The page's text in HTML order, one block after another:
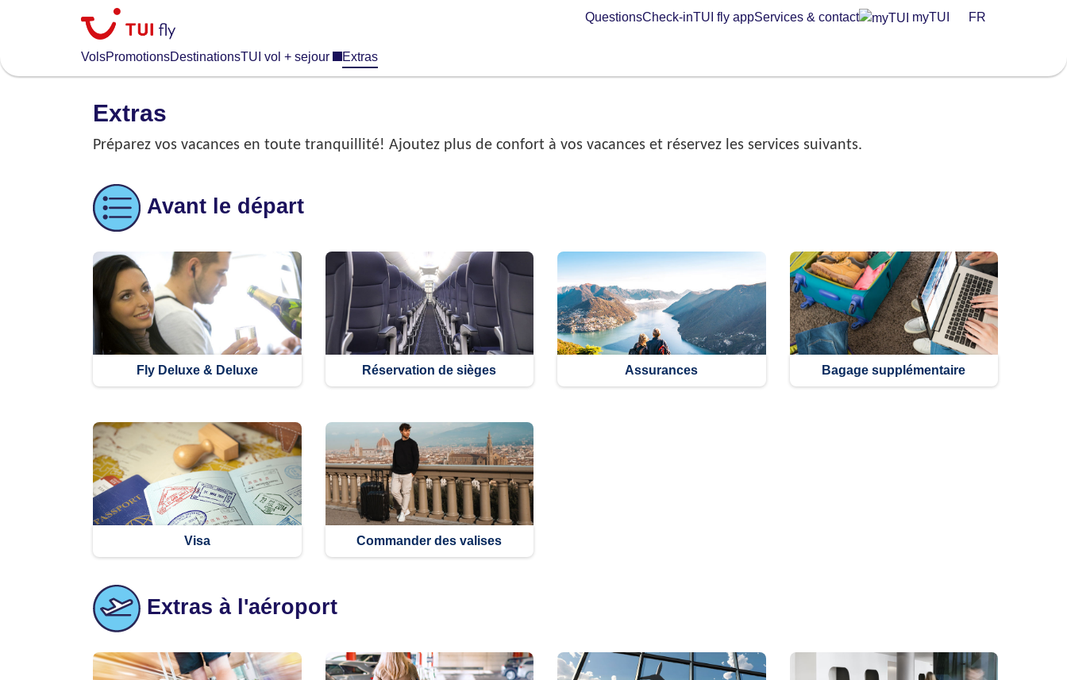
content
VolsPromotionsDestinationsTUI vol + sejour Extras
QuestionsCheck-inTUI fly appServices & contact myTUI FR
Extras
Préparez vos vacances en toute tranquillité! Ajoutez plus de confort à vos vacances et réservez les services suivants.
Avant le départ
Fly Deluxe & Deluxe
Visa
Réservation de sièges
Commander des valises
Assurances Bagage supplémentaire
Extras à l'aéroport